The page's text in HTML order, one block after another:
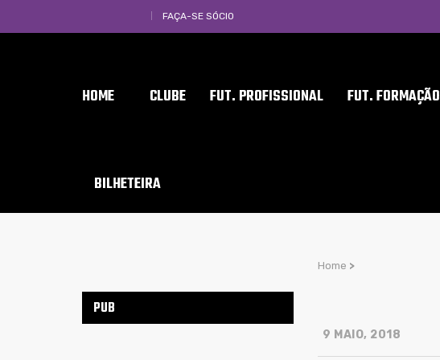
FAÇA-SE SÓCIO
HOME CLUBE FUT. PROFISSIONAL FUT. FORMAÇÃO
BILHETEIRA
Home >
9 MAIO, 2018
PUB